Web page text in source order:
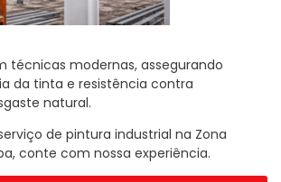
técnicas modernas, assegurando
da tinta e resistência contra
natural.
de pintura industrial na Zona
conte com nossa experiência.